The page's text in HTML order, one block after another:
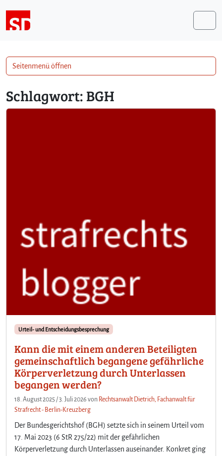
Schlagwort: BGH
Urteil- und Entscheidungsbesprechung
Kann die mit einem anderen Beteiligten
gemeinschaftlich begangene gefährliche
Körperverletzung durch Unterlassen
begangen werden?
18. August 2025 /3. Juli 2026 von Rechtsanwalt Dietrich, Fachanwalt für
Strafrecht - Berlin-Kreuzberg
Der Bundesgerichtshof (BGH) setzte sich in seinem Urteil vom
17. Mai 2023 (6 StR 275/22) mit der gefährlichen
Körperverletzung durch Unterlassen auseinander. Konkret ging
Seitenmenü öffnen